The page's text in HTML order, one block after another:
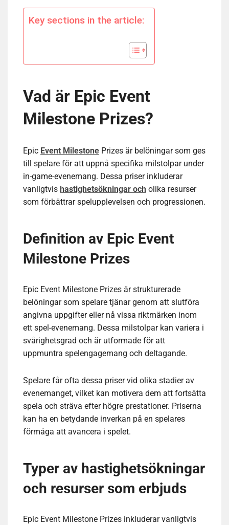
Key sections in the article:
Vad är Epic Event
Milestone Prizes?
Epic Event Milestone Prizes är belöningar som ges
till spelare för att uppnå specifika milstolpar under
in-game-evenemang. Dessa priser inkluderar
vanligtvis hastighetsökningar och olika resurser
som förbättrar spelupplevelsen och progressionen.
Definition av Epic Event
Milestone Prizes
Epic Event Milestone Prizes är strukturerade
belöningar som spelare tjänar genom att slutföra
angivna uppgifter eller nå vissa riktmärken inom
ett spel-evenemang. Dessa milstolpar kan variera i
svårighetsgrad och är utformade för att
uppmuntra spelengagemang och deltagande.
Spelare får ofta dessa priser vid olika stadier av
evenemanget, vilket kan motivera dem att fortsätta
spela och sträva efter högre prestationer. Priserna
kan ha en betydande inverkan på en spelares
förmåga att avancera i spelet.
Typer av hastighetsökningar
och resurser som erbjuds
Epic Event Milestone Prizes inkluderar vanligtvis